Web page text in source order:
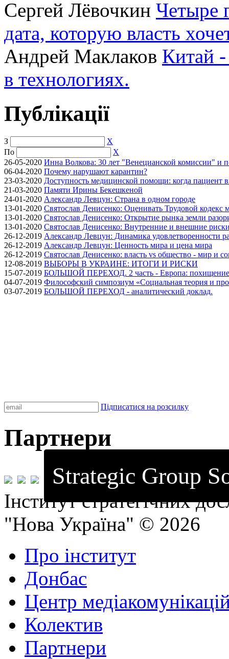
Сергей Лёвочкин Четыре
дата, которую власть
Андрей Маклаков Китай
в технологиях.
Публікації
З
X
По
X
26-05-2020 Инна Волкова: 30 лет "Венецианской комиссии" и
06-04-2020 Почему нарушают карантин?
23-03-2020 Доступность медицинской помощи: когда пациент
21-03-2020 Памяти Ирины Бекешкеной
24-01-2020 Александр Левцун: Страна в одном городе
13-01-2020 Святослав Денисенко: Оценивать Трудовой кодекс
13-01-2020 Святослав Денисенко: Открытие рынка земли
13-01-2020 Святослав Денисенко: Внутренние и внешние
26-12-2019 Александр Левцун: Динамика удовлетворенности
26-12-2019 Александр Левцун: Ценность мира и цена мира
26-12-2019 Святослав Денисенко: власть vs общество - мир и
12-08-2019 ВЫБОРЫ В УКРАИНЕ: ИТОГИ И РИСКИ
15-07-2019 БОЛЬШОЙ ПЕРЕХОД. 2 часть - Европа: похищение
04-07-2019 Философский симпозиум «Социальная теория и
03-07-2019 БОЛЬШОЙ ПЕРЕХОД - аналитический доклад.
Підписатися на розсилку
Партнери
Strategic Group
Інститут стратегічних
"Нова Україна" © 2026
Про інститут
Донбас
Центр
Колектив
Партнери